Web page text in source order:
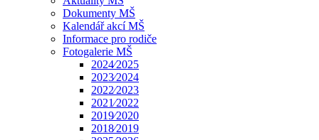
Dokumenty MŠ
Kalendář akcí MŠ
Informace pro rodiče
Fotogalerie MŠ
2024⁄2025
2023⁄2024
2022⁄2023
2021⁄2022
2019⁄2020
2018⁄2019